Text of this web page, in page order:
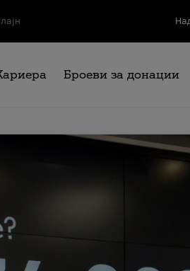
Броеви за донации